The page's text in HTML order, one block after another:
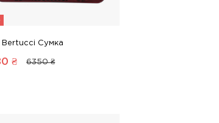
Bertucci Сумка
₴ 6350 ₴